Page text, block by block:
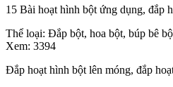
15 Bài hoạt hình bột ứng dụng, đắp
Thể loại: Đắp bột, hoa bột, búp bê
Xem: 3394
Đắp hoạt hình bột lên móng, đắp